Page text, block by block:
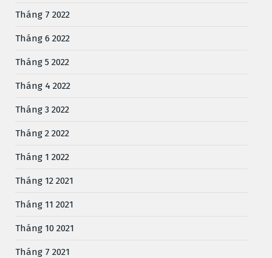
Tháng 7 2022
Tháng 6 2022
Tháng 5 2022
Tháng 4 2022
Tháng 3 2022
Tháng 2 2022
Tháng 1 2022
Tháng 12 2021
Tháng 11 2021
Tháng 10 2021
Tháng 7 2021